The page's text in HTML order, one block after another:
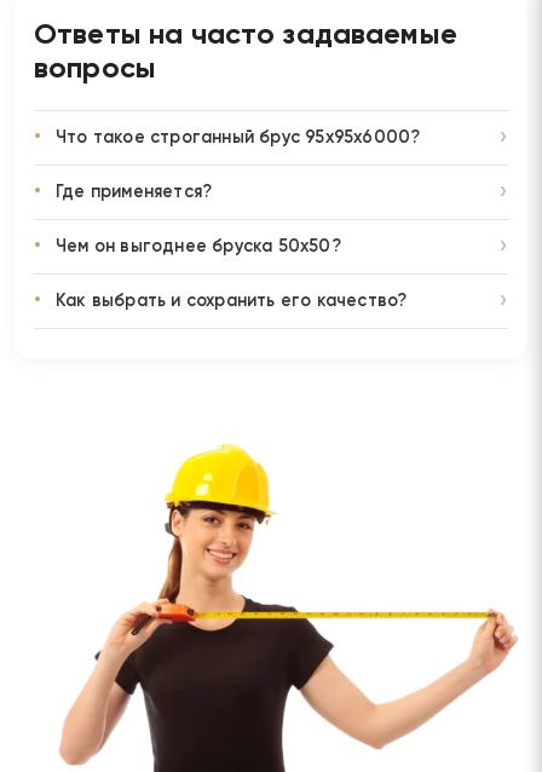
Ответы на часто задаваемые
вопросы
Что такое строганный брус 95х95х6000?
Где применяется?
Чем он выгоднее бруска 50х50?
Как выбрать и сохранить его качество?